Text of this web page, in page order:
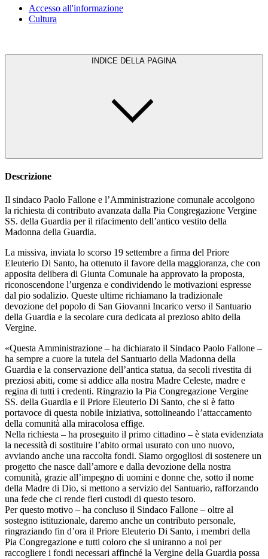
Accesso all'informazione
Cultura
INDICE DELLA PAGINA
Descrizione
Il sindaco Paolo Fallone e l’Amministrazione comunale accolgono
la richiesta di contributo avanzata dalla Pia Congregazione Vergine
SS. della Guardia per il rifacimento dell’antico vestito della
Madonna della Guardia.
La missiva, inviata lo scorso 19 settembre a firma del Priore
Eleuterio Di Santo, ha ottenuto il favore della maggioranza, che con
apposita delibera di Giunta Comunale ha approvato la proposta,
riconoscendone l’urgenza e condividendo le motivazioni espresse
dal pio sodalizio. Queste ultime richiamano la tradizionale
devozione del popolo di San Giovanni Incarico verso il Santuario
della Guardia e la secolare cura dedicata al prezioso abito della
Vergine.
«Questa Amministrazione – ha dichiarato il Sindaco Paolo Fallone –
ha sempre a cuore la tutela del Santuario della Madonna della
Guardia e la conservazione dell’antica statua, da secoli rivestita di
preziosi abiti, come si addice alla nostra Madre Celeste, madre e
regina di tutti i credenti. Ringrazio la Pia Congregazione Vergine
SS. della Guardia e il Priore Eleuterio Di Santo, che si è fatto
portavoce di questa nobile iniziativa, sottolineando l’attaccamento
della comunità alla miracolosa effige.
Nella richiesta – ha proseguito il primo cittadino – è stata evidenziata
la necessità di sostituire l’abito ormai usurato con uno nuovo,
avviando anche una raccolta fondi. Siamo orgogliosi di sostenere un
progetto che nasce dall’amore e dalla devozione della nostra
comunità, grazie all’impegno di uomini e donne che, sotto il nome
della Madre di Dio, si mettono a servizio del Santuario, rafforzando
una fede che ci rende fieri custodi di questo tesoro.
Per questo motivo – ha concluso il Sindaco Fallone – oltre al
sostegno istituzionale, daremo anche un contributo personale,
ringraziando fin d’ora il Priore Eleuterio Di Santo, i membri della
Pia Congregazione e tutti coloro che si uniranno a noi per
raccogliere i fondi necessari affinché la Vergine della Guardia possa